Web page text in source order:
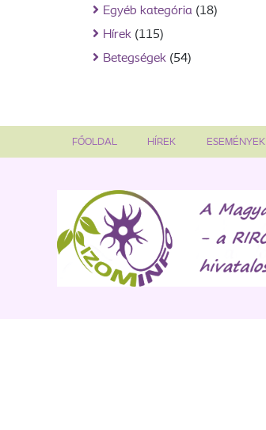
Egyéb kategória (18)
Hírek (115)
Betegségek (54)
FŐOLDAL HÍREK ESEMÉNYEK